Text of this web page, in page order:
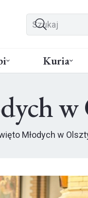
Kuria
w
Młodych w